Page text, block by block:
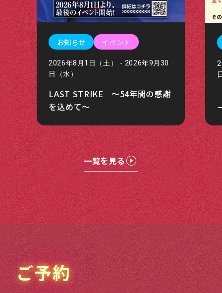
お知らせ イベント
2026年8月1日（土） - 2026年9月30
日（水）
LAST STRIKE ～54年間の感謝
を込めて～
一覧を見る
ご予約